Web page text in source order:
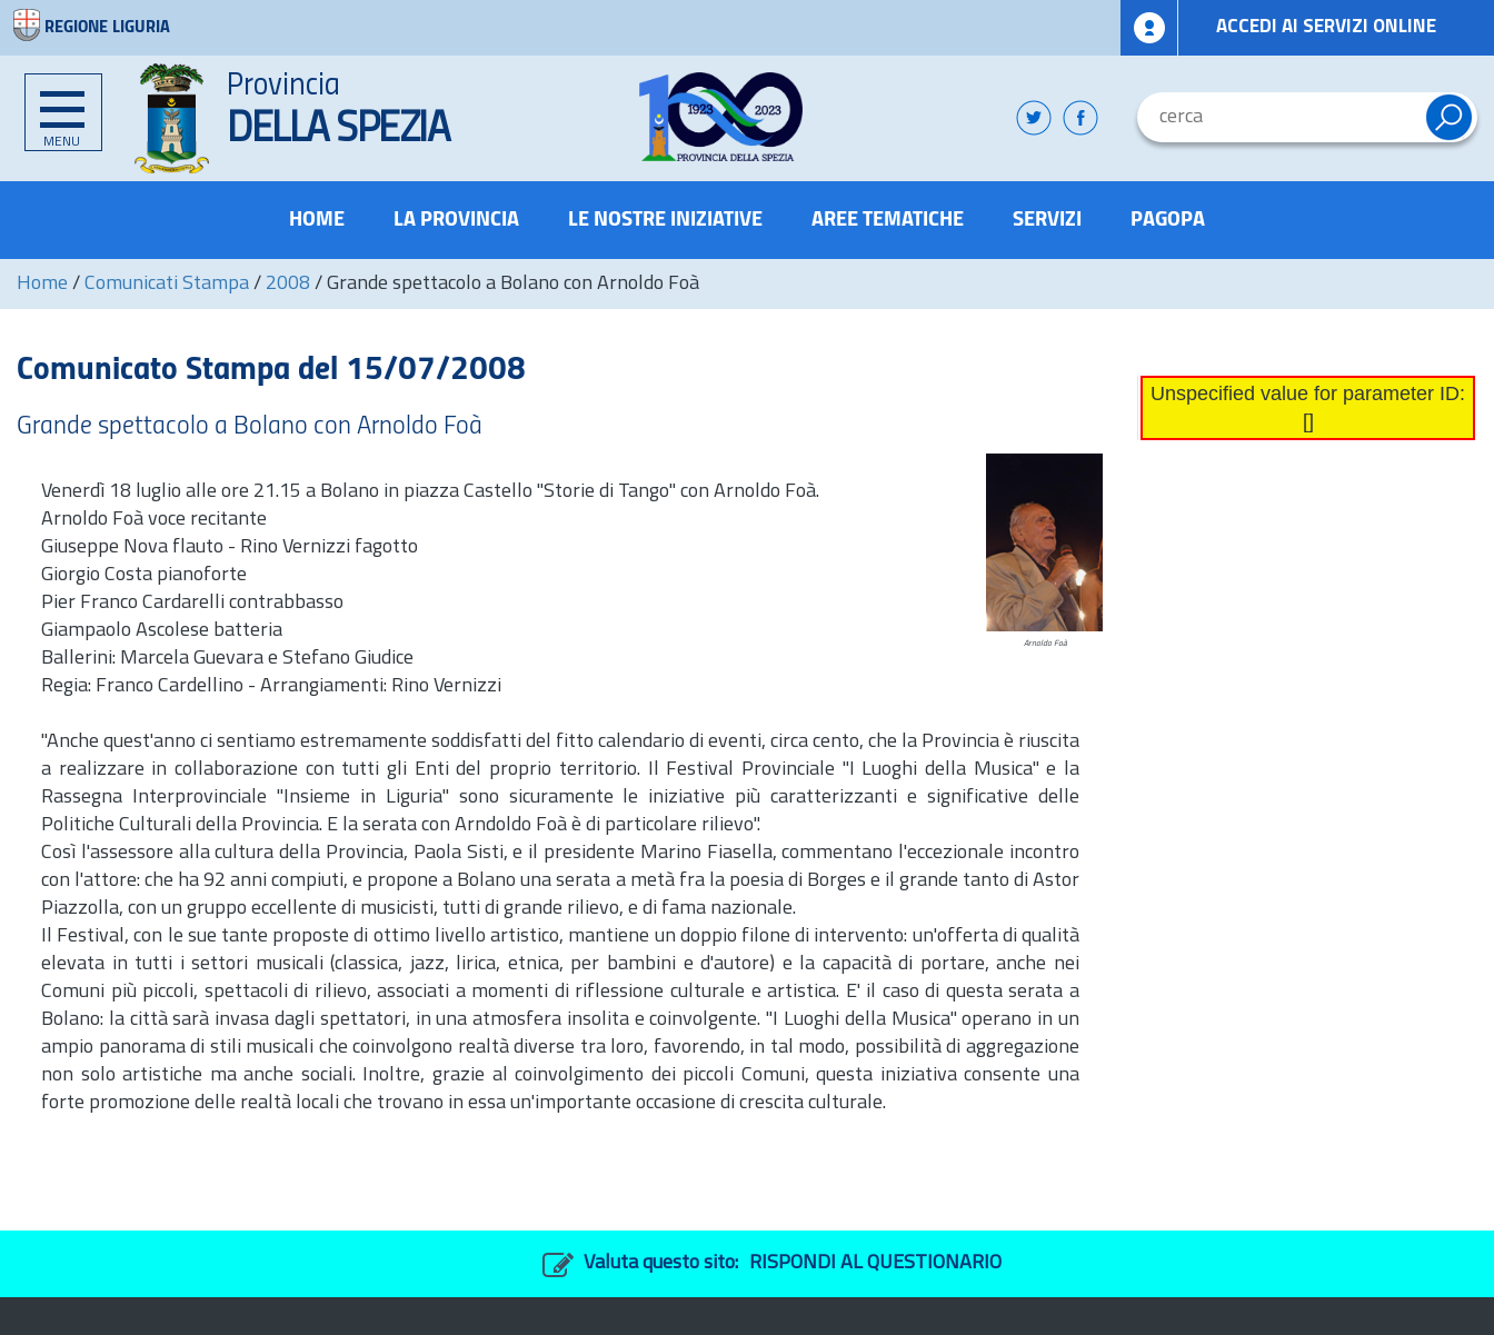
REGIONE LIGURIA ACCEDI AI SERVIZI ONLINE
MENU
Provincia
DELLA SPEZIA
HOME LA PROVINCIA LE NOSTRE INIZIATIVE AREE TEMATICHE SERVIZI PAGOPA
Home / Comunicati Stampa / 2008 / Grande spettacolo a Bolano con Arnoldo Foà
Comunicato Stampa del 15/07/2008
Grande spettacolo a Bolano con Arnoldo Foà
Arnoldo Foà
Venerdì 18 luglio alle ore 21.15 a Bolano in piazza Castello "Storie di Tango" con Arnoldo Foà.
Arnoldo Foà voce recitante
Giuseppe Nova flauto - Rino Vernizzi fagotto
Giorgio Costa pianoforte
Pier Franco Cardarelli contrabbasso
Giampaolo Ascolese batteria
Ballerini: Marcela Guevara e Stefano Giudice
Regia: Franco Cardellino - Arrangiamenti: Rino Vernizzi
"Anche quest'anno ci sentiamo estremamente soddisfatti del fitto calendario di eventi, circa cento, che la Provincia è riuscita
a realizzare in collaborazione con tutti gli Enti del proprio territorio. Il Festival Provinciale "I Luoghi della Musica" e la
Rassegna Interprovinciale "Insieme in Liguria" sono sicuramente le iniziative più caratterizzanti e significative delle
Politiche Culturali della Provincia. E la serata con Arndoldo Foà è di particolare rilievo".
Così l'assessore alla cultura della Provincia, Paola Sisti, e il presidente Marino Fiasella, commentano l'eccezionale incontro
con l'attore: che ha 92 anni compiuti, e propone a Bolano una serata a metà fra la poesia di Borges e il grande tanto di Astor
Piazzolla, con un gruppo eccellente di musicisti, tutti di grande rilievo, e di fama nazionale.
Il Festival, con le sue tante proposte di ottimo livello artistico, mantiene un doppio filone di intervento: un'offerta di qualità
elevata in tutti i settori musicali (classica, jazz, lirica, etnica, per bambini e d'autore) e la capacità di portare, anche nei
Comuni più piccoli, spettacoli di rilievo, associati a momenti di riflessione culturale e artistica. E' il caso di questa serata a
Bolano: la città sarà invasa dagli spettatori, in una atmosfera insolita e coinvolgente. "I Luoghi della Musica" operano in un
ampio panorama di stili musicali che coinvolgono realtà diverse tra loro, favorendo, in tal modo, possibilità di aggregazione
non solo artistiche ma anche sociali. Inoltre, grazie al coinvolgimento dei piccoli Comuni, questa iniziativa consente una
forte promozione delle realtà locali che trovano in essa un'importante occasione di crescita culturale.
Unspecified value for parameter ID:
[]
Valuta questo sito: RISPONDI AL QUESTIONARIO